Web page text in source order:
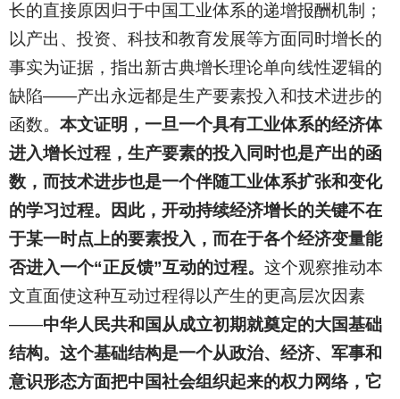
长的直接原因归于中国工业体系的递增报酬机制；
以产出、投资、科技和教育发展等方面同时增长的
事实为证据，指出新古典增长理论单向线性逻辑的
缺陷——产出永远都是生产要素投入和技术进步的
函数。 本文证明，一旦一个具有工业体系的经济体
进入增长过程，生产要素的投入同时也是产出的函
数，而技术进步也是一个伴随工业体系扩张和变化
的学习过程。因此，开动持续经济增长的关键不在
于某一时点上的要素投入，而在于各个经济变量能
否进入一个“正反馈”互动的过程。 这个观察推动本
文直面使这种互动过程得以产生的更高层次因素
——中华人民共和国从成立初期就奠定的大国基础
结构。这个基础结构是一个从政治、经济、军事和
意识形态方面把中国社会组织起来的权力网络，它